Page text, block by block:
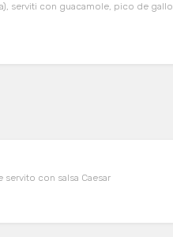
serviti con guacamole, pico de gallo
con salsa Caesar